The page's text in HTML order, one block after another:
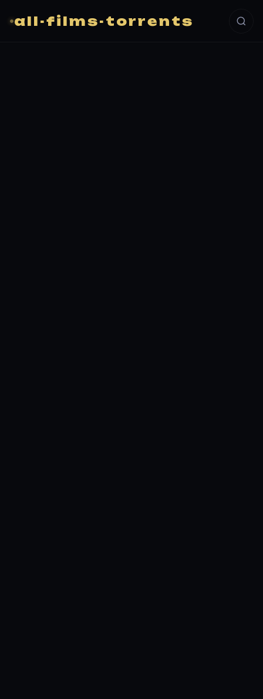
all-films-torrents